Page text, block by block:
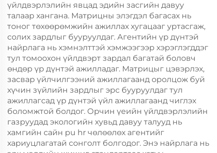
үйлдвэрлэлийн явцад эдийн засгийн давуу
талаар хангана. Матрицны элэгдэл багасах нь
тоног төхөөрөмжийн ажиллах хугацааг уртасгаж,
солих зардлыг бууруулдаг. Агентийн үр дүнтэй
найрлага нь хэмнэлттэй хэмжээгээр хэрэглэгддэг
тул томоохон үйлдвэрт зардал багатай боловч
өндөр үр дүнтэй ажилладаг. Матрицыг цэвэрлэх,
засвар үйлчилгээний ажиллагаанд оролцож буй
хүчин зүйлийн зардлыг эрс бууруулдаг тул
ажиллагсад үр дүнтэй үйл ажиллагаанд чиглэх
боломжтой болдог. Орчин үеийн үйлдвэрлэлийн
газруудад экологийн хувьд давуу талууд нь
хамгийн сайн pu hr чөлөөлөх агентийг
хариуцлагатай сонголт болгодог. Энэ найрлага нь